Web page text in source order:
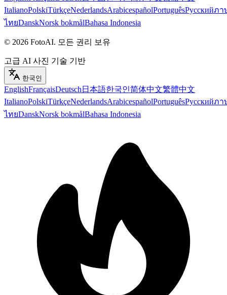
ItalianoPolskiTürkçeNederlandsArabicespañolPortuguêsРусскийภา
ไทยDanskNorsk bokmålBahasa Indonesia
© 2026 FotoAI. 모든 권리 보유
고급 AI 사진 기술 기반
한국인
EnglishFrançaisDeutsch 日本語한국인简体中文繁體中文
ItalianoPolskiTürkçeNederlandsArabicespañolPortuguêsРусскийภา
ไทยDanskNorsk bokmålBahasa Indonesia